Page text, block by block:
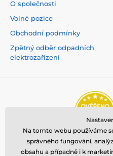
O společnosti
Volné pozice
Obchodní podmínky
Zpětný odběr odpadních
elektrozařízení
Na tomto webu používáme
správného fungování,
obsahu a případně i k